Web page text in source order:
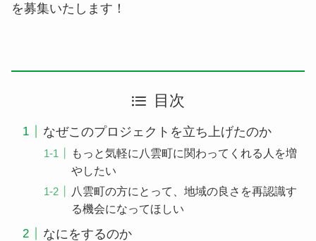
を募集いたします！
目次
なぜこのプロジェクトを立ち上げたのか
もっと気軽に八雲町に関わってくれる人を増
やしたい
八雲町の方にとって、地域の良さを再認識す
る機会になってほしい
なにをするのか